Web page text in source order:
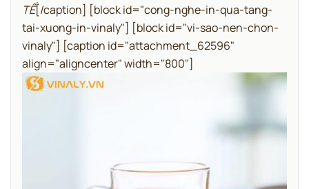
TẾ[/caption] [block id="cong-nghe-in-qua-tang-
tai-xuong-in-vinaly"] [block id="vi-sao-nen-chon-
vinaly"] [caption id="attachment_62596"
align="aligncenter" width="800"]